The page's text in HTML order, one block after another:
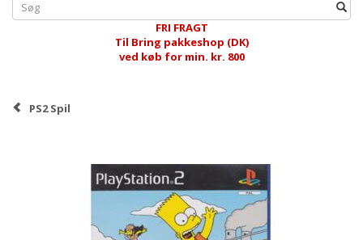
FRI FRAGT
Til Bring pakkeshop (DK)
ved køb for min. kr. 800
PS2 Spil